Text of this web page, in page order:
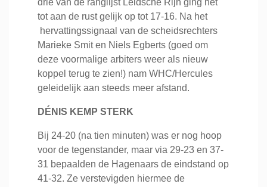
drie van de ranglijst Leidsche Rijn ging het
tot aan de rust gelijk op tot 17-16. Na het
hervattingssignaal van de scheidsrechters
Marieke Smit en Niels Egberts (goed om
deze voormalige arbiters weer als nieuw
koppel terug te zien!) nam WHC/Hercules
geleidelijk aan steeds meer afstand.
DÉNIS KEMP STERK
Bij 24-20 (na tien minuten) was er nog hoop
voor de tegenstander, maar via 29-23 en 37-
31 bepaalden de Hagenaars de eindstand op
41-32. Ze verstevigden hiermee de